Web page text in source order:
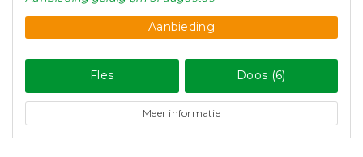
Aanbieding
Fles Doos (6)
Meer informatie